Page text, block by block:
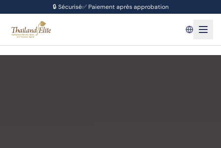
🔒 Sécurisé✅ Paiement après approbation